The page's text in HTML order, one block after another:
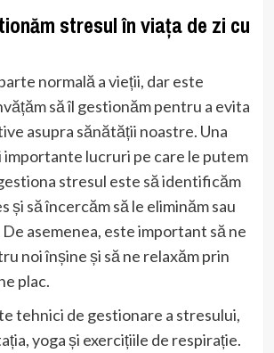
stresul în viața de zi cu
normală a vieții, dar este
să îl gestionăm pentru a evita
asupra sănătății noastre. Una
importante lucruri pe care le putem
stresul este să identificăm
și să încercăm să le eliminăm sau
asemenea, este important să ne
noi înșine și să ne relaxăm prin
plac.
tehnici de gestionare a stresului,
yoga și exercițiile de respirație.